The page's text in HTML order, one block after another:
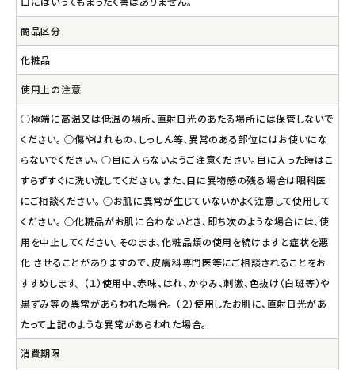
商品区分
化粧品
使用上の注意
○極端に高温又は低温の場所、直射日光のあたる場所には保管しないで
ください。 ○傷やはれもの、しっしん等、異常のある部位にはお使いにな
らないでください。 ○目に入らないようご注意ください。目に入った時はこ
すらずすぐに洗い流してください。また、目に異物感の残る場合は眼科医
にご相談ください。 ○お肌に異常が生じていないかよく注意して使用して
ください。 ○化粧品がお肌に合わないとき、即ち次のような場合には、使
用を中止してください。そのまま、化粧品類の使用を続けますと症状を悪
化 させることがありますので、皮膚科専門医等にご相談されることをお
すすめします。 （１）使用中、赤味、はれ、かゆみ、刺激、色抜け（白斑等）や
黒ずみ等の異常があらわれた場合。 （２）使用したお肌に、直射日光があ
たって上記のような異常があらわれた場合。
消費期限